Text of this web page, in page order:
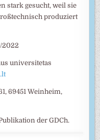
stark gesucht, weil sie
produziert
2022
universitetas
69451 Weinheim,
der GDCh.